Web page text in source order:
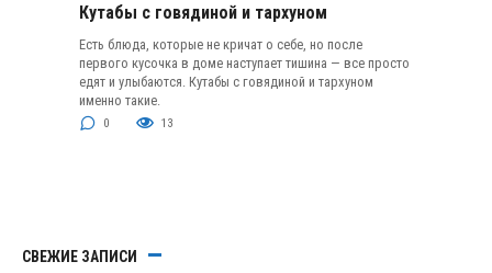
Кутабы с говядиной и тархуном
Есть блюда, которые не кричат о себе, но после
первого кусочка в доме наступает тишина — все просто
едят и улыбаются. Кутабы с говядиной и тархуном
именно такие.
0 13
СВЕЖИЕ ЗАПИСИ